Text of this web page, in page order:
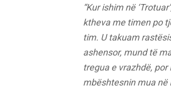
“Kur ishim në
ktheva me timen po
tim. U takuam
ashensor, mund të
tregua e vrazhdë,
mbështesnin mua në